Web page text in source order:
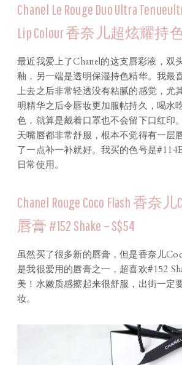
Chanel Le Rouge Duo Ultra
Lip Colour 香奈儿超炫耀持
最近我爱上了Chanel的这支唇彩液，双
釉，另一端是透明保湿持色精华。我最
上去之后非常轻透没有粘腻的感觉，尤
明精华之后令唇妆更加服帖持久，喝水
色，就算是戴着口罩也不会留下口红印
天嘴唇都非常舒服，根本不觉得有一层
了一点补一补就好。我买的色号是
日常使用。
Chanel Rouge Coco Flash 香奈
唇膏 #152 Shake – S$54
虽然买了很多新的唇膏，但是香奈儿
是我很爱用的唇膏之一，超喜欢#152
美！水嫩质感擦起来很舒服，出街一定
妆。